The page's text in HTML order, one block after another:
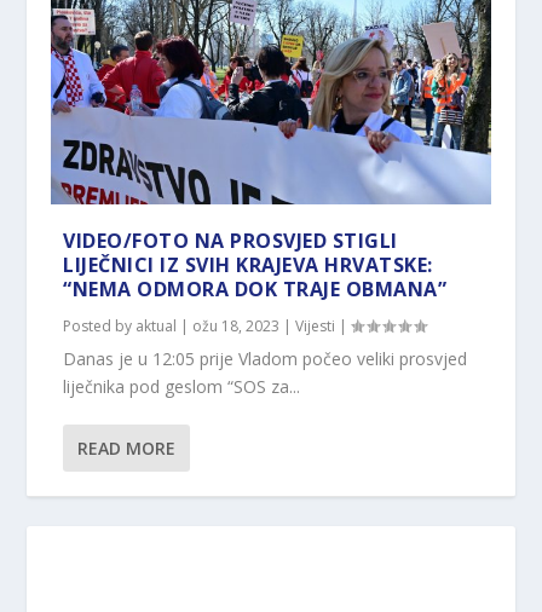
VIDEO/FOTO NA PROSVJED STIGLI
LIJEČNICI IZ SVIH KRAJEVA HRVATSKE:
“NEMA ODMORA DOK TRAJE OBMANA”
Posted by aktual | ožu 18, 2023 |Vijesti |
Danas je u 12:05 prije Vladom počeo veliki prosvjed
liječnika pod geslom “SOS za...
READ MORE